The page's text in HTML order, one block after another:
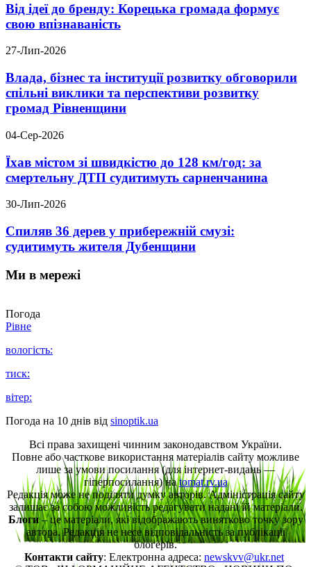
Від ідеї до бренду: Корецька громада формує
свою впізнаваність
27-Лип-2026
Влада, бізнес та інституції розвитку обговорили
спільні виклики та перспективи розвитку
громад Рівненщини
04-Сер-2026
Їхав містом зі швидкістю до 128 км/год: за
смертельну ДТП судитимуть сарненчанина
30-Лип-2026
Спиляв 36 дерев у прибережній смузі:
судитимуть жителя Дубенщини
Ми в мережі
Погода
Рівне
вологість:
тиск:
вітер:
Погода на 10 днів від sinoptik.ua
Всі права захищені чинним законодавством України.
Повне або часткове використання матеріалів сайту можливе
лише за умови посилання (для інтернет-видань —
гіперпосилання) наtomat.rv.ua
Редакція може не поділяти думку авторів. Адміністрація сайту
залишає за собою можливість редагувати надані їй матеріали.
Блоги– це матеріали, які відображають винятково точку зору
автора. Редакція не несе відповідальність за публікації
блогерів.
Контакти сайту: Електронна адреса: newskvv@ukr.net